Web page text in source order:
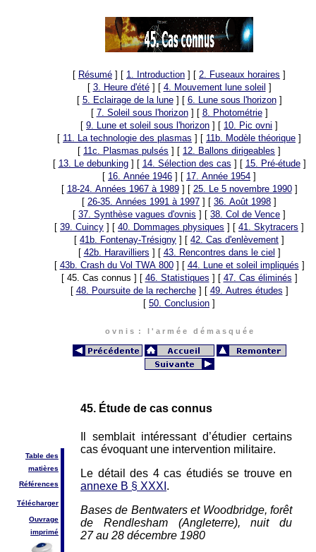
[ Résumé ] [ 1. Introduction ] [ 2. Fuseaux horaires ]
[ 3. Heure d'été] [ 4. Mouvement lune soleil ]
[ 5. Eclairage de la lune] [ 6. Lune sous l'horizon]
[ 7. Soleil sous l'horizon] [ 8. Photométrie]
[ 9. Lune et soleil sous l'horizon ] [ 10. Pic ovni ]
[ 11. La technologie des plasmas ] [ 11b. Modèle théorique ]
[ 11c. Plasmas pulsés ] [ 12. Ballons dirigeables ]
[ 13. Le debunking] [ 14. Sélection des cas ] [ 15. Pré-étude]
[ 16. Année 1946 ] [ 17. Année 1954 ]
[ 18-24. Années 1967 à 1989] [ 25. Le 5 novembre 1990]
[ 26-35. Années 1991 à 1997 ] [ 36. Août 1998 ]
[ 37. Synthèse vagues d'ovnis ] [ 38. Col de Vence ]
[ 39. Cuincy ] [ 40. Dommages physiques ] [ 41. Skytracers ]
[ 41b. Fontenay-Trésigny ] [ 42. Cas d'enlèvement ]
[ 42b. Haravilliers ] [ 43. Rencontres dans le ciel ]
[ 43b. Crash du Vol TWA 800] [ 44. Lune et soleil impliqués ]
[ 45. Cas connus ] [ 46. Statistiques ] [ 47. Cas éliminés ]
[ 48. Poursuite de la recherche] [ 49. Autres études ]
[ 50. Conclusion ]
o v n i s : l ' a r m é e d é m a s q u é e
Table des
matières
Références
Télécharger
Ouvrage
imprimé
45. Étude de cas connus
Il semblait intéressant d’étudier certains
cas évoquant une intervention militaire.
Le détail des 4 cas étudiés se trouve en
annexe B § XXXI .
Bases de Bentwaters et Woodbridge, forêt
de Rendlesham (Angleterre), nuit du
27 au 28 décembre 1980